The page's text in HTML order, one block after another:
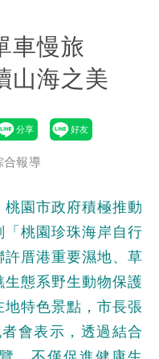
萬獎學金延續愛
典示警「恐遇黑潮
訊：不利強度維持
車慢旅
山海之美
合報導
桃園市政府積極推動
桃園珍珠海岸自行
厝港重要濕地、草
態系野生動物保護
特色景點，市長張
會表示，透過結合